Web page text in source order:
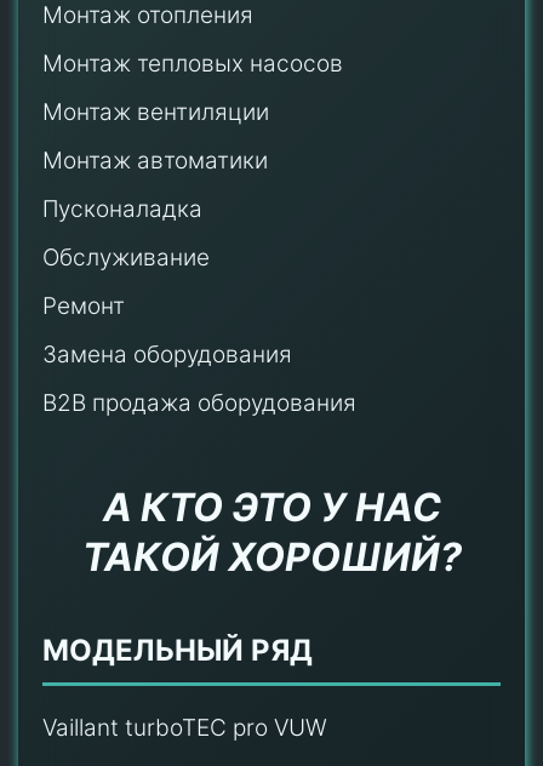
Монтаж отопления
Монтаж тепловых насосов
Монтаж вентиляции
Монтаж автоматики
Пусконаладка
Обслуживание
Ремонт
Замена оборудования
B2B продажа оборудования
А КТО ЭТО У НАС
ТАКОЙ ХОРОШИЙ?
МОДЕЛЬНЫЙ РЯД
Vaillant turboTEC pro VUW